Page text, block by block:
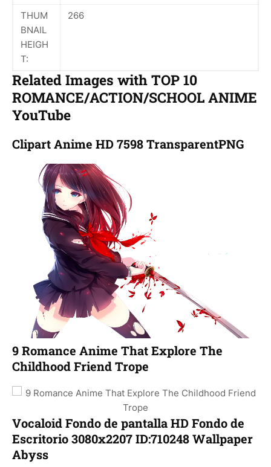
THUM
BNAIL
HEIGH
T:
266
Related Images with TOP 10
ROMANCE/ACTION/SCHOOL ANIME
YouTube
Clipart Anime HD 7598 TransparentPNG
9 Romance Anime That Explore The
Childhood Friend Trope
Vocaloid Fondo de pantalla HD Fondo de
Escritorio 3080x2207 ID:710248 Wallpaper
Abyss